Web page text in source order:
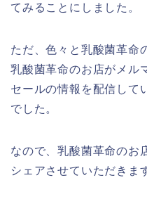
てみることにしました。
ただ、色々と乳酸菌革命
乳酸菌革命のお店がメル
セールの情報を配信して
でした。
なので、乳酸菌革命のお
シェアさせていただきま